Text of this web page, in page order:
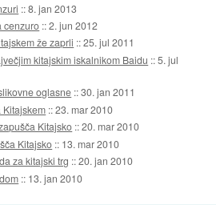
::8. jan 2013
cenzuro ::2. jun 2012
že zaprli ::25. jul 2011
kitajskim iskalnikom Baidu ::5. jul
oglasne ::30. jan 2011
::23. mar 2010
Kitajsko ::20. mar 2010
Kitajsko :: 13. mar 2010
za kitajski trg ::20. jan 2010
:: 13. jan 2010